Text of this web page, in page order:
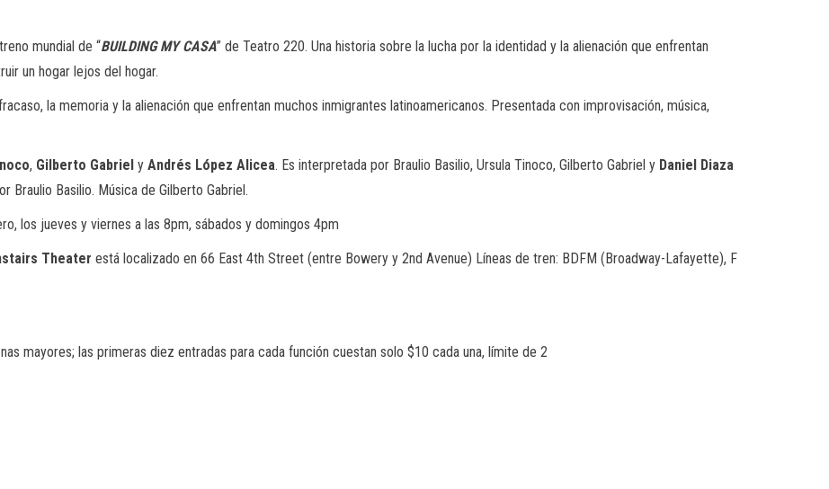
mundial de “BUILDING MY CASA” de Teatro 220. Una historia sobre la lucha por la identidad y la alienación que enfrentan
un hogar lejos del hogar.
la memoria y la alienación que enfrentan muchos inmigrantes latinoamericanos. Presentada con improvisación, música,
, Gilberto Gabriel y Andrés López Alicea. Es interpretada por Braulio Basilio, Ursula Tinoco, Gilberto Gabriel y Daniel Diaza
Braulio Basilio. Música de Gilberto Gabriel.
los jueves y viernes a las 8pm, sábados y domingos 4pm
Theater está localizado en 66 East 4th Street (entre Bowery y 2nd Avenue) Líneas de tren: BDFM (Broadway-Lafayette), F
mayores; las primeras diez entradas para cada función cuestan solo $10 cada una, límite de 2